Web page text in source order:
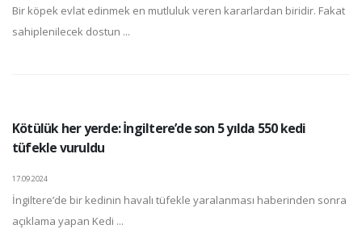
Bir köpek evlat edinmek en mutluluk veren kararlardan biridir. Fakat
sahiplenilecek dostun ...
Kötülük her yerde: İngiltere’de son 5 yılda 550 kedi
tüfekle vuruldu
17.09.2024
İngiltere’de bir kedinin havalı tüfekle yaralanması haberinden sonra
açıklama yapan Kedi ...